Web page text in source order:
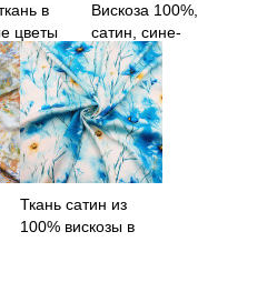
в
цветы
Вискоза 100%,
сатин, сине-
желтый принт
Ткань сатин из
100% вискозы в